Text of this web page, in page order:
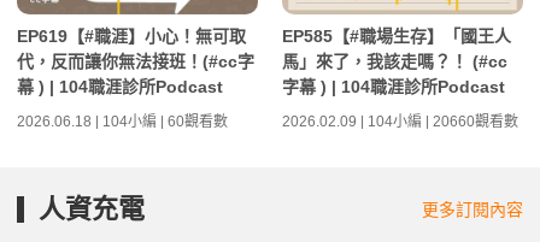
EP619【#職涯】小心！無可取
代，反而讓你無法接班！(#cc字
幕 ) | 104職涯診所Podcast
2026.06.18 | 104小編 | 60觀看數
EP585【#職場生存】「國王人
馬」來了，我該走嗎？！ (#cc
字幕 ) | 104職涯診所Podcast
2026.02.09 | 104小編 | 20660觀看數
人資充電 更多訂閱內容